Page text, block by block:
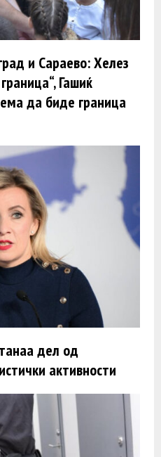
и Сараево: Хелез
Гашиќ
да биде граница
дел од
активности